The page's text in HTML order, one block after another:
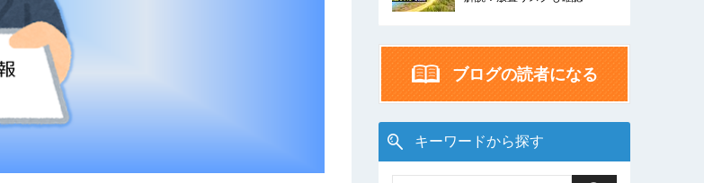
ブログの読者になる
キーワードから探す